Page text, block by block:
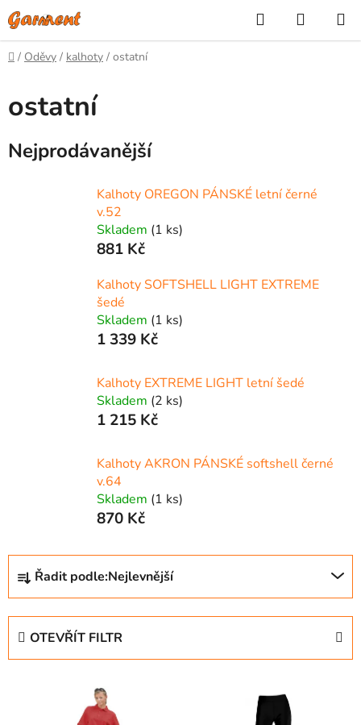
Přejít
na
obsah
Hledat
KOŠÍK
Domů
/ Oděvy / kalhoty / ostatní
ostatní
Nejprodávanější
Kalhoty OREGON PÁNSKÉ letní černé
v.52
Skladem (1 ks)
881 Kč
Kalhoty SOFTSHELL LIGHT EXTREME
šedé
Skladem (1 ks)
1 339 Kč
Kalhoty EXTREME LIGHT letní šedé
Skladem (2 ks)
1 215 Kč
Kalhoty AKRON PÁNSKÉ softshell černé
v.64
Skladem (1 ks)
870 Kč
Ř
z
Řadit podle:Nejlevnější
OTEVŘÍT FILTR